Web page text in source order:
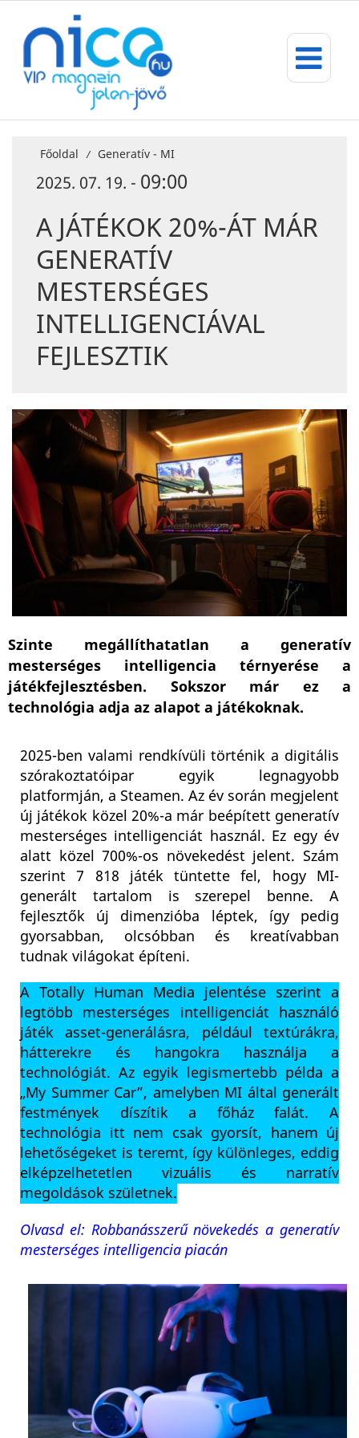
Főoldal / Generatív - MI
2025. 07. 19. - 09:00
A JÁTÉKOK 20%-ÁT MÁR
GENERATÍV
MESTERSÉGES
INTELLIGENCIÁVAL
FEJLESZTIK
Szinte megállíthatatlan a generatív
mesterséges intelligencia térnyerése a
játékfejlesztésben. Sokszor már ez a
technológia adja az alapot a játékoknak.
2025-ben valami rendkívüli történik a digitális
szórakoztatóipar egyik legnagyobb
platformján, a Steamen. Az év során megjelent
új játékok közel 20%-a már beépített generatív
mesterséges intelligenciát használ. Ez egy év
alatt közel 700%-os növekedést jelent. Szám
szerint 7 818 játék tüntette fel, hogy MI-
generált tartalom is szerepel benne. A
fejlesztők új dimenzióba léptek, így pedig
gyorsabban, olcsóbban és kreatívabban
tudnak világokat építeni.
A Totally Human Media jelentése szerint a
legtöbb mesterséges intelligenciát használó
játék asset-generálásra, például textúrákra,
hátterekre és hangokra használja a
technológiát. Az egyik legismertebb példa a
„My Summer Car”, amelyben MI által generált
festmények díszítik a főház falát. A
technológia itt nem csak gyorsít, hanem új
lehetőségeket is teremt, így különleges, eddig
elképzelhetetlen vizuális és narratív
megoldások születnek.
Olvasd el: Robbanásszerű növekedés a generatív
mesterséges intelligencia piacán